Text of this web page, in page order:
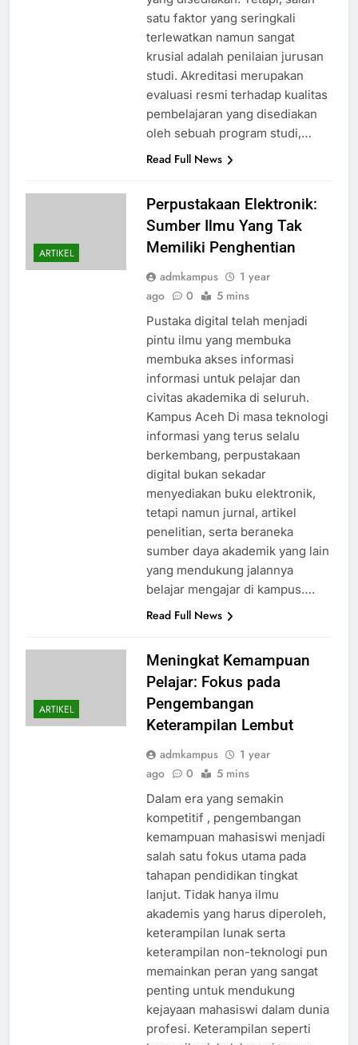
satu faktor yang seringkali
terlewatkan namun sangat
krusial adalah penilaian jurusan
studi. Akreditasi merupakan
evaluasi resmi terhadap kualitas
pembelajaran yang disediakan
oleh sebuah program studi,…
Read Full News
ARTIKEL
Perpustakaan Elektronik:
Sumber Ilmu Yang Tak
Memiliki Penghentian
admkampus
1 year
ago
0 5 mins
Pustaka digital telah menjadi
pintu ilmu yang membuka
membuka akses informasi
informasi untuk pelajar dan
civitas akademika di seluruh.
Kampus Aceh Di masa teknologi
informasi yang terus selalu
berkembang, perpustakaan
digital bukan sekadar
menyediakan buku elektronik,
tetapi namun jurnal, artikel
penelitian, serta beraneka
sumber daya akademik yang lain
yang mendukung jalannya
belajar mengajar di kampus….
Read Full News
ARTIKEL
Meningkat Kemampuan
Pelajar: Fokus pada
Pengembangan
Keterampilan Lembut
admkampus
1 year
ago
0 5 mins
Dalam era yang semakin
kompetitif , pengembangan
kemampuan mahasiswi menjadi
salah satu fokus utama pada
tahapan pendidikan tingkat
lanjut. Tidak hanya ilmu
akademis yang harus diperoleh,
keterampilan lunak serta
keterampilan non-teknologi pun
memainkan peran yang sangat
penting untuk mendukung
kejayaan mahasiswi dalam dunia
profesi. Keterampilan seperti